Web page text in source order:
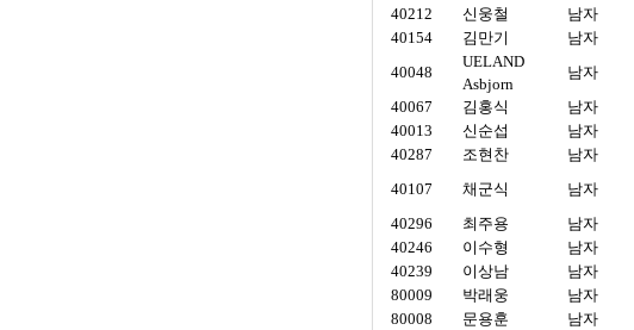
40212
신웅철 남자
40154
김만기 남자
40048
UELAND
Asbjorn
남자
40067
김홍식 남자
40013
신순섭 남자
40287
조현찬 남자
40107
채군식 남자
40296
최주용 남자
40246
이수형 남자
40239
이상남 남자
80009
박래웅 남자
80008
문용훈 남자